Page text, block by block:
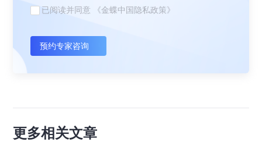
已阅读并同意 《金蝶中国隐私政策》
预约专家咨询
更多相关文章